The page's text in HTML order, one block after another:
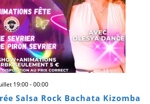
Salsa Rock Bachata Kizomba
19:00-00:00